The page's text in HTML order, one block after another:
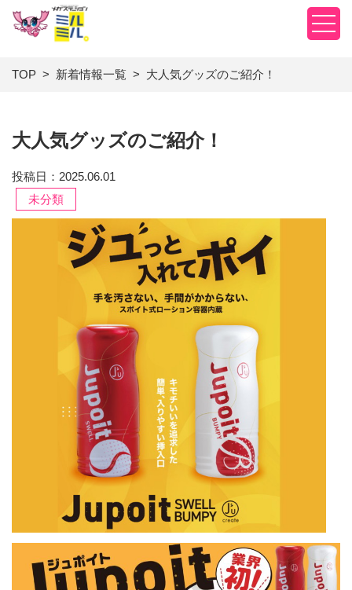
TOP 新着情報一覧 大人気グッズのご紹介！
大人気グッズのご紹介！
投稿日：2025.06.01
未分類